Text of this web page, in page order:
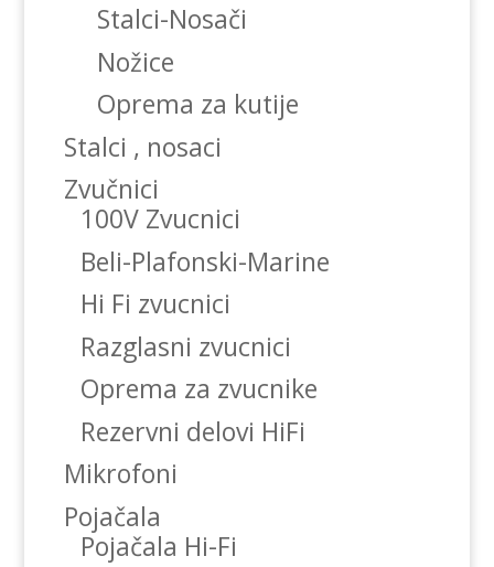
Stalci-Nosači
Nožice
Oprema za kutije
Stalci , nosaci
Zvučnici
100V Zvucnici
Beli-Plafonski-Marine
Hi Fi zvucnici
Razglasni zvucnici
Oprema za zvucnike
Rezervni delovi HiFi
Mikrofoni
Pojačala
Pojačala Hi-Fi